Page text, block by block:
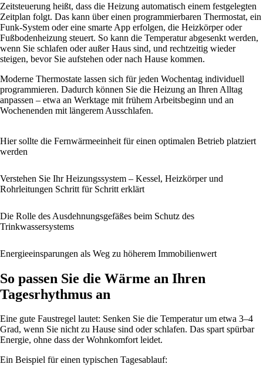
Zeitsteuerung heißt, dass die Heizung automatisch einem festgelegten
Zeitplan folgt. Das kann über einen programmierbaren Thermostat, ein
Funk-System oder eine smarte App erfolgen, die Heizkörper oder
Fußbodenheizung steuert. So kann die Temperatur abgesenkt werden,
wenn Sie schlafen oder außer Haus sind, und rechtzeitig wieder
steigen, bevor Sie aufstehen oder nach Hause kommen.
Moderne Thermostate lassen sich für jeden Wochentag individuell
programmieren. Dadurch können Sie die Heizung an Ihren Alltag
anpassen – etwa an Werktage mit frühem Arbeitsbeginn und an
Wochenenden mit längerem Ausschlafen.
Hier sollte die Fernwärmeeinheit für einen optimalen Betrieb platziert
werden
Verstehen Sie Ihr Heizungssystem – Kessel, Heizkörper und
Rohrleitungen Schritt für Schritt erklärt
Die Rolle des Ausdehnungsgefäßes beim Schutz des
Trinkwassersystems
Energieeinsparungen als Weg zu höherem Immobilienwert
So passen Sie die Wärme an Ihren
Tagesrhythmus an
Eine gute Faustregel lautet: Senken Sie die Temperatur um etwa 3–4
Grad, wenn Sie nicht zu Hause sind oder schlafen. Das spart spürbar
Energie, ohne dass der Wohnkomfort leidet.
Ein Beispiel für einen typischen Tagesablauf: